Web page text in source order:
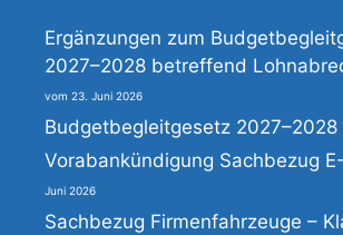
Ergänzungen zum
2027–2028 betreffend
23. Juni 2026
Budgetbegleitgesetz 2027–2028
Vorabankündigung Sachbezug
Juni 2026
Sachbezug Firmenfahrzeuge –